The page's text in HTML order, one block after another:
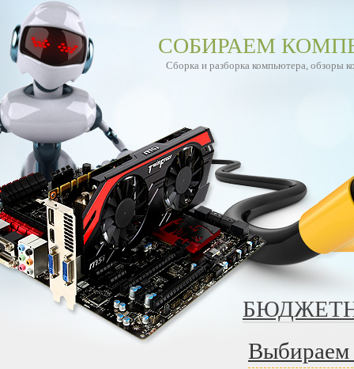
СОБИРАЕМ
Сборка и разборка компьютера, обзоры